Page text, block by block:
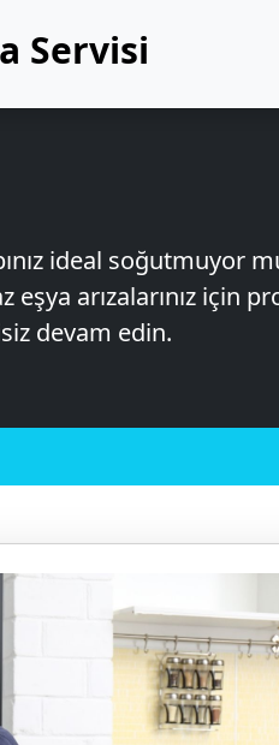
Servisi
ideal soğutmuyor
arızalarınız için
devam edin.